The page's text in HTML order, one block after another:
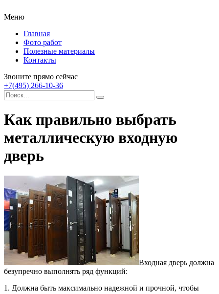
Меню
Главная
Фото работ
Полезные материалы
Контакты
Звоните прямо сейчас
+7(495) 266-10-36
Как правильно выбрать
металлическую входную
дверь
Входная дверь должна
безупречно выполнять ряд функций:
1. Должна быть максимально надежной и прочной, чтобы